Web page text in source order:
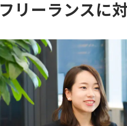
フリーランスに